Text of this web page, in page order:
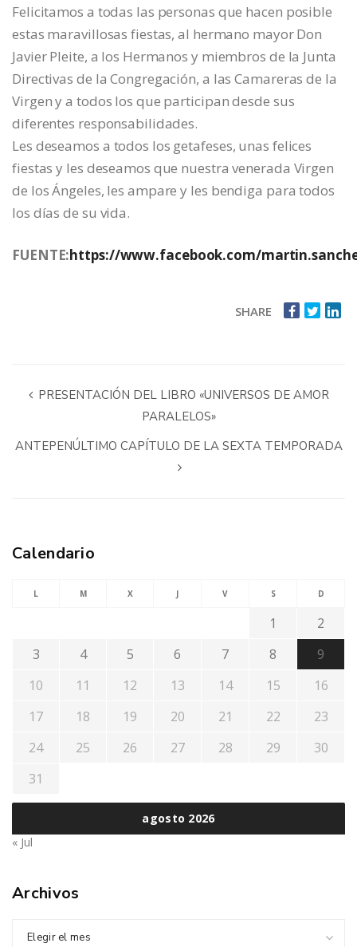
Felicitamos a todas las personas que hacen posible
estas maravillosas fiestas, al hermano mayor Don
Javier Pleite, a los Hermanos y miembros de la Junta
Directivas de la Congregación, a las Camareras de la
Virgen y a todos los que participan desde sus
diferentes responsabilidades.
Les deseamos a todos los getafeses, unas felices
fiestas y les deseamos que nuestra venerada Virgen
de los Ángeles, les ampare y les bendiga para todos
los días de su vida.
FUENTE:https://www.facebook.com/
SHARE
PRESENTACIÓN DEL LIBRO «UNIVERSOS DE AMOR
PARALELOS»
ANTEPENÚLTIMO CAPÍTULO DE LA SEXTA TEMPORADA
Calendario
agosto 2026
L M X J V S D
1
2
3
4 5 6 7 8
9
10
11 12 13 14 15
16
17
18 19 20 21 22
23
24
25 26 27 28 29
30
31
« Jul
Archivos
Elegir el mes